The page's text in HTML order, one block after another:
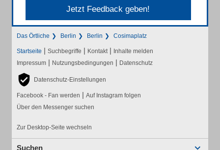
Jetzt Feedback geben!
Das Örtliche Berlin Berlin Cosimaplatz
Startseite | Suchbegriffe | Kontakt | Inhalte melden
Impressum | Nutzungsbedingungen | Datenschutz
Datenschutz-Einstellungen
Facebook - Fan werden | Auf Instagram folgen
Über den Messenger suchen
Zur Desktop-Seite wechseln
Suchen